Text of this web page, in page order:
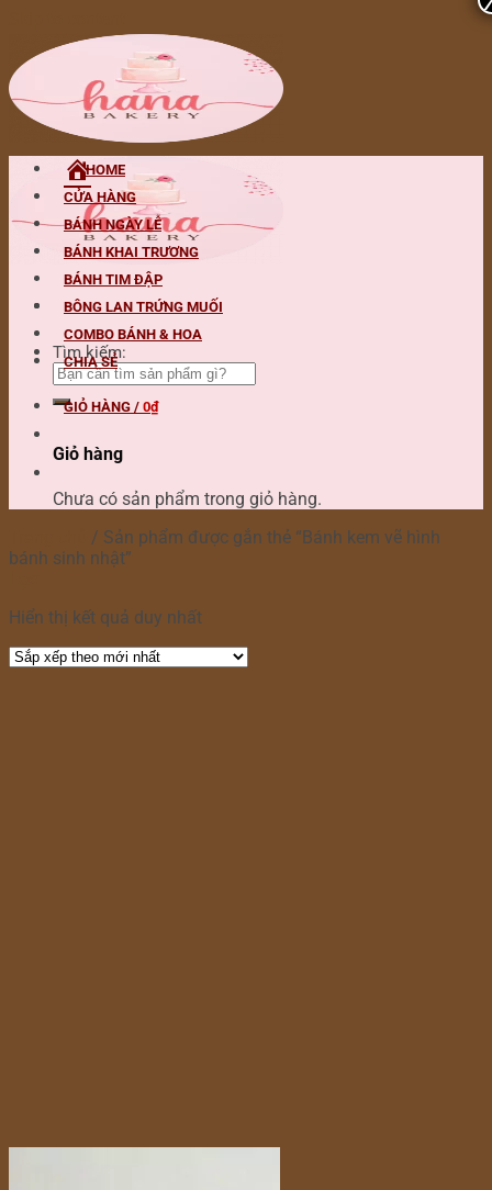
Tìm kiếm:
HOME
CỬA HÀNG
BÁNH NGÀY LỄ
BÁNH KHAI TRƯƠNG
BÁNH TIM ĐẬP
BÔNG LAN TRỨNG MUỐI
COMBO BÁNH & HOA
CHIA SẺ
GIỎ HÀNG / 0₫
Giỏ hàng
Chưa có sản phẩm trong giỏ hàng.
/ Sản phẩm được gắn thẻ “Bánh kem vẽ hình
bánh sinh nhật”
Hiển thị kết quả duy nhất